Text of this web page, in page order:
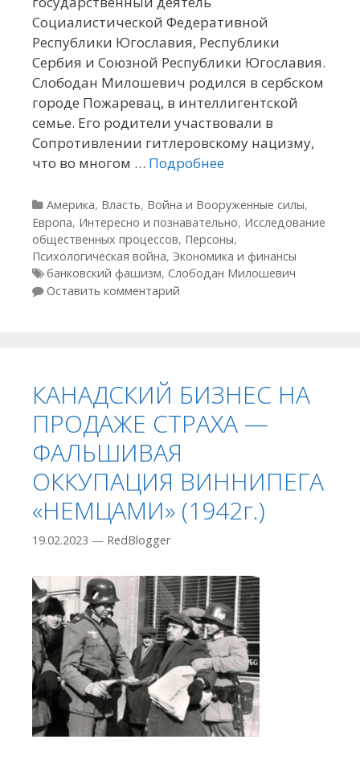
Социалистической Федеративной
Республики Югославия, Республики
Сербия и Союзной Республики Югославия.
Слободан Милошевич родился в сербском
городе Пожаревац, в интеллигентской
семье. Его родители участвовали в
Сопротивлении гитлеровскому нацизму,
что во многом … Подробнее
Рубрики
Америка, Власть, Война и Вооруженные силы,
Европа, Интересно и познавательно, Исследование
общественных процессов, Персоны,
Психологическая война, Экономика и финансы
Метки
банковский фашизм, Слободан Милошевич
Оставить комментарий
КАНАДСКИЙ БИЗНЕС НА
ПРОДАЖЕ СТРАХА —
ФАЛЬШИВАЯ
ОККУПАЦИЯ ВИННИПЕГА
«НЕМЦАМИ» (1942г.)
19.02.2023 — RedBlogger